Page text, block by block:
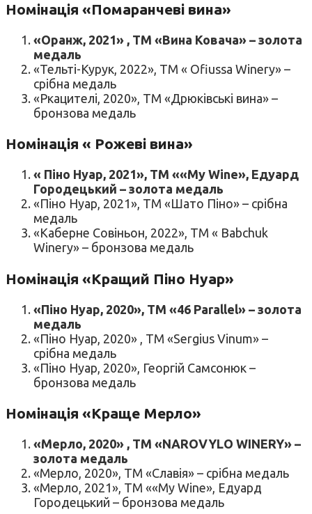
Номінація «Помаранчеві вина»
«Оранж, 2021» , ТМ «Вина Ковача» – золота
медаль
«Тельті-Курук, 2022», ТМ « Ofiussa Winery» –
срібна медаль
«Ркацителі, 2020», ТМ «Дрюківські вина» –
бронзова медаль
Номінація « Рожеві вина»
« Піно Нуар, 2021», ТМ ««My Wine», Едуард
Городецький – золота медаль
«Піно Нуар, 2021», ТМ «Шато Піно» – срібна
медаль
«Каберне Совіньон, 2022», ТМ « Babchuk
Winery» – бронзова медаль
Номінація «Кращий Піно Нуар»
«Піно Нуар, 2020», ТМ «46 Parallel» – золота
медаль
«Піно Нуар, 2020» , ТМ «Sergius Vinum» –
срібна медаль
«Піно Нуар, 2020», Георгій Самсонюк –
бронзова медаль
Номінація «Краще Мерло»
«Мерло, 2020» , ТМ «NAROVYLO WINERY» –
золота медаль
«Мерло, 2020», ТМ «Славія» – срібна медаль
«Мерло, 2021», ТМ ««My Wine», Едуард
Городецький – бронзова медаль